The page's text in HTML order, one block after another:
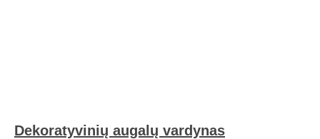
Dekoratyvinių augalų vardynas